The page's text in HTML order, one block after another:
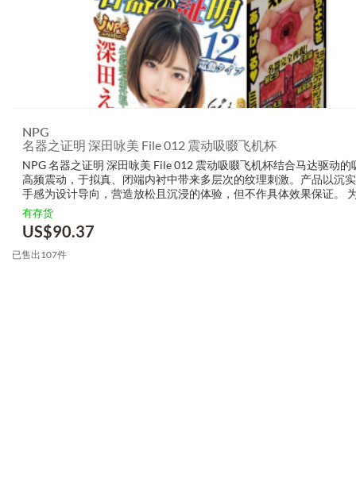
NPG
名器之证明 深田咏美 File 012 震动吸啜飞机杯
NPG 名器之证明 深田咏美 File 012 震动吸啜飞机杯结合马达驱动的
高频震动，于拟真、闭端内衬中带来多层次的纹理刺激。产品以沉
手感为设计导向，营造放松且沉浸的体验，但不作具体效果保证。
喜爱 NPG 名器之证明 深田咏美 File 012 震动吸啜飞机杯 ...
有存货
US$90.37
已售出107件